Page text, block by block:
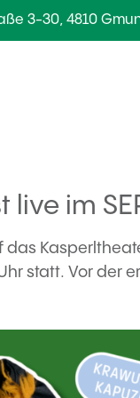
3-30, 4810
live im
statt. Vor der